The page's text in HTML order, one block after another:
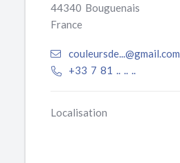
44340 Bouguenais
France
couleursde...@gmail.com
+33 7 81 .. .. ..
Localisation